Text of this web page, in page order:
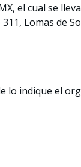
el cual se
Lomas de
lo indique el